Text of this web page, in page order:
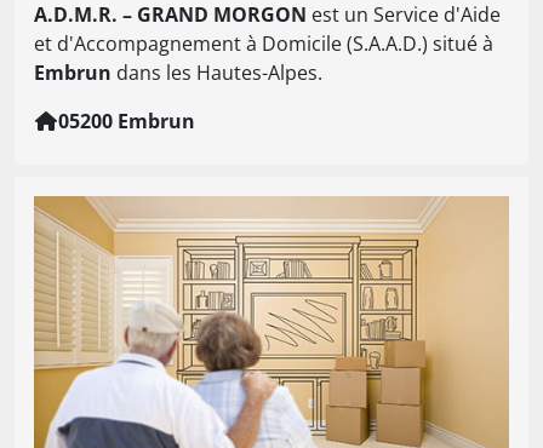
A.D.M.R. – GRAND MORGON est un Service d'Aide
et d'Accompagnement à Domicile (S.A.A.D.) situé à
Embrun dans les Hautes-Alpes.
05200 Embrun